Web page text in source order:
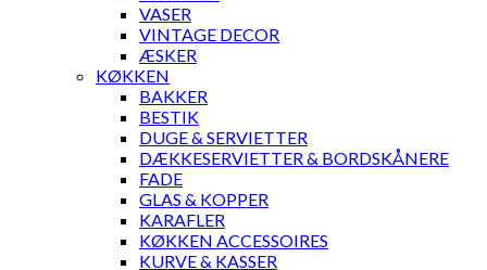
VASER
VINTAGE DECOR
ÆSKER
KØKKEN
BAKKER
BESTIK
DUGE & SERVIETTER
DÆKKESERVIETTER & BORDSKÅNERE
FADE
GLAS & KOPPER
KARAFLER
KØKKEN ACCESSOIRES
KURVE & KASSER